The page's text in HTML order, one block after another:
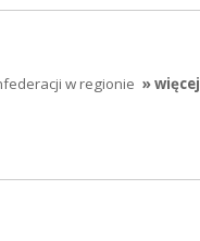
w regionie » więcej